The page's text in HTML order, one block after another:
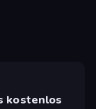
kostenlos